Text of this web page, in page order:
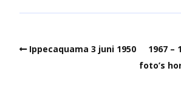
Ippecaquama 3 juni 1950
1967 –
foto’s